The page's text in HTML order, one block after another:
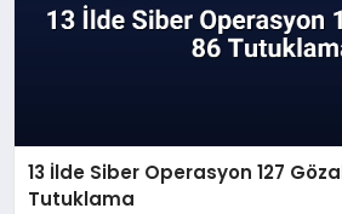
13 İlde Siber Operasyon 127
Tutuklama